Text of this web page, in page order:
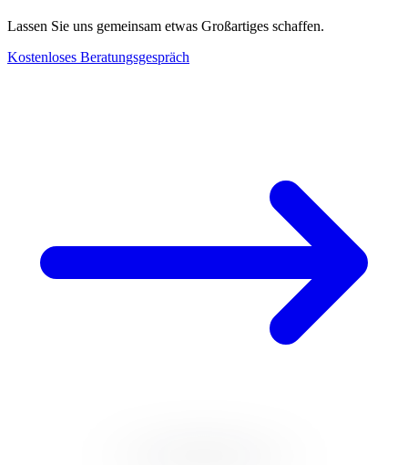
Lassen Sie uns gemeinsam etwas Großartiges schaffen.
Kostenloses Beratungsgespräch